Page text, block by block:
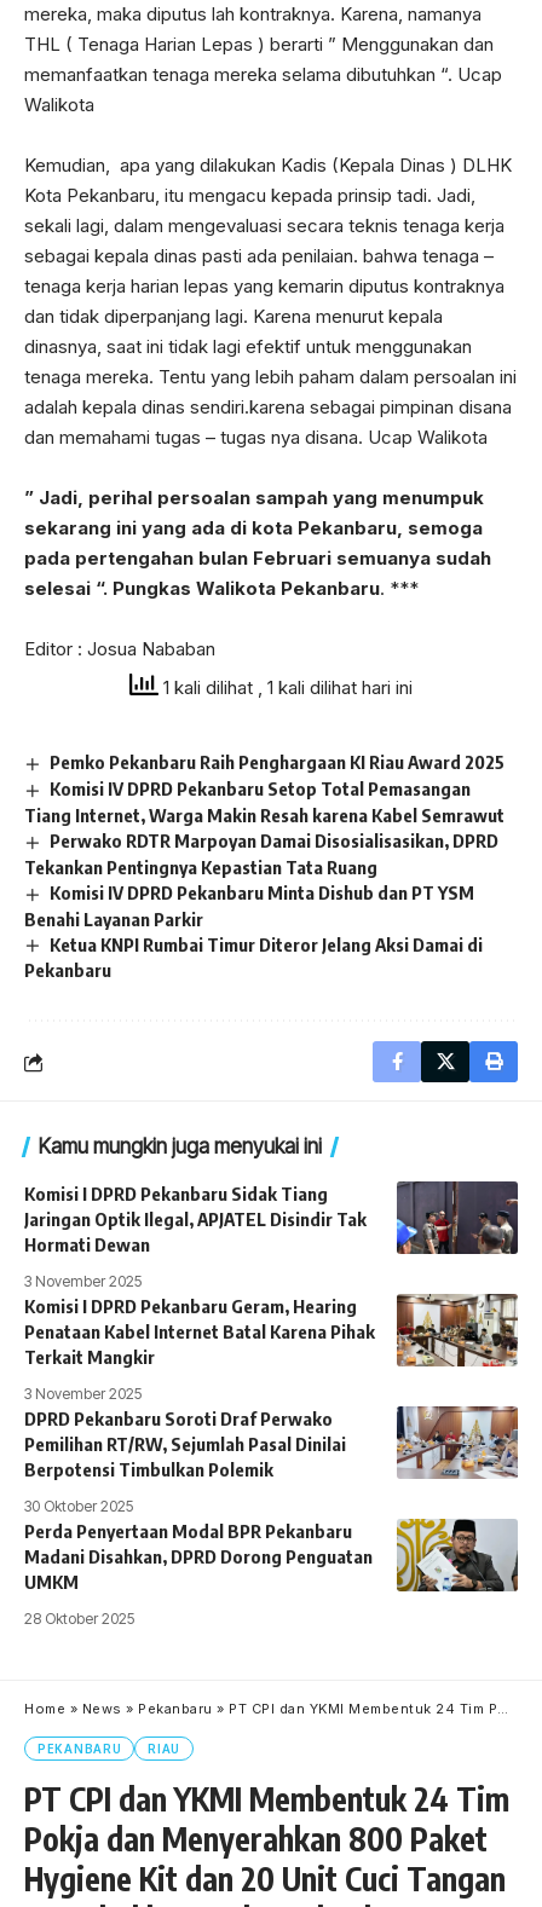
mereka, maka diputus lah kontraknya. Karena, namanya
THL ( Tenaga Harian Lepas ) berarti ” Menggunakan dan
memanfaatkan tenaga mereka selama dibutuhkan “. Ucap
Walikota
Kemudian, apa yang dilakukan Kadis (Kepala Dinas ) DLHK
Kota Pekanbaru, itu mengacu kepada prinsip tadi. Jadi,
sekali lagi, dalam mengevaluasi secara teknis tenaga kerja
sebagai kepala dinas pasti ada penilaian. bahwa tenaga –
tenaga kerja harian lepas yang kemarin diputus kontraknya
dan tidak diperpanjang lagi. Karena menurut kepala
dinasnya, saat ini tidak lagi efektif untuk menggunakan
tenaga mereka. Tentu yang lebih paham dalam persoalan ini
adalah kepala dinas sendiri.karena sebagai pimpinan disana
dan memahami tugas – tugas nya disana. Ucap Walikota
” Jadi, perihal persoalan sampah yang menumpuk
sekarang ini yang ada di kota Pekanbaru, semoga
pada pertengahan bulan Februari semuanya sudah
selesai “. Pungkas Walikota Pekanbaru. ***
Editor : Josua Nababan
1 kali dilihat
, 1 kali dilihat hari ini
Pemko Pekanbaru Raih Penghargaan KI Riau Award 2025
Komisi IV DPRD Pekanbaru Setop Total Pemasangan
Tiang Internet, Warga Makin Resah karena Kabel Semrawut
Perwako RDTR Marpoyan Damai Disosialisasikan, DPRD
Tekankan Pentingnya Kepastian Tata Ruang
Komisi IV DPRD Pekanbaru Minta Dishub dan PT YSM
Benahi Layanan Parkir
Ketua KNPI Rumbai Timur Diteror Jelang Aksi Damai di
Pekanbaru
Kamu mungkin juga menyukai ini
Komisi I DPRD Pekanbaru Sidak Tiang
Jaringan Optik Ilegal, APJATEL Disindir Tak
Hormati Dewan
3 November 2025
Komisi I DPRD Pekanbaru Geram, Hearing
Penataan Kabel Internet Batal Karena Pihak
Terkait Mangkir
3 November 2025
DPRD Pekanbaru Soroti Draf Perwako
Pemilihan RT/RW, Sejumlah Pasal Dinilai
Berpotensi Timbulkan Polemik
30 Oktober 2025
Perda Penyertaan Modal BPR Pekanbaru
Madani Disahkan, DPRD Dorong Penguatan
UMKM
28 Oktober 2025
Home » News » Pekanbaru » PT CPI dan YKMI Membentuk 24 Tim Pokja dan Menyerahkan 800 Paket Hygiene Kit dan 20 Unit Cuci Tangan Portabel ke Pemko Pekanbaru
PEKANBARU RIAU
PT CPI dan YKMI Membentuk 24 Tim
Pokja dan Menyerahkan 800 Paket
Hygiene Kit dan 20 Unit Cuci Tangan